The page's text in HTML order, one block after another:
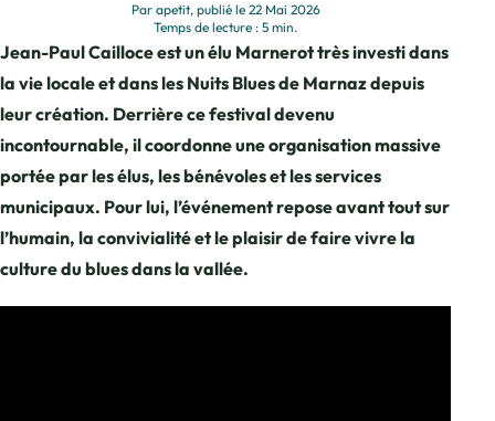
Par apetit, publié le 22 Mai 2026
Temps de lecture : 5 min.
Jean-Paul Cailloce est un élu Marnerot très investi dans
la vie locale et dans les Nuits Blues de Marnaz depuis
leur création. Derrière ce festival devenu
incontournable, il coordonne une organisation massive
portée par les élus, les bénévoles et les services
municipaux. Pour lui, l’événement repose avant tout sur
l’humain, la convivialité et le plaisir de faire vivre la
culture du blues dans la vallée.